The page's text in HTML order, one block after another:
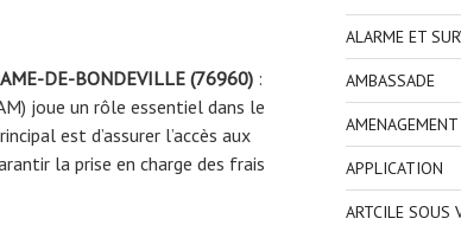
DE-BONDEVILLE (76960) :
joue un rôle essentiel dans le
est d’assurer l’accès aux
la prise en charge des frais
ALARME ET
AMBASSADE
APPLICATION
ARTCILE SOUS